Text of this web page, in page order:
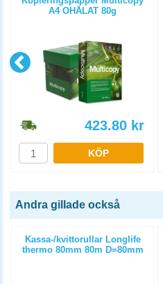
A4 OHÅLAT 80g
423.80 kr
KÖP
Andra gillade också
Kassa-/kvittorullar Longlife
thermo 80mm 80m D=80mm